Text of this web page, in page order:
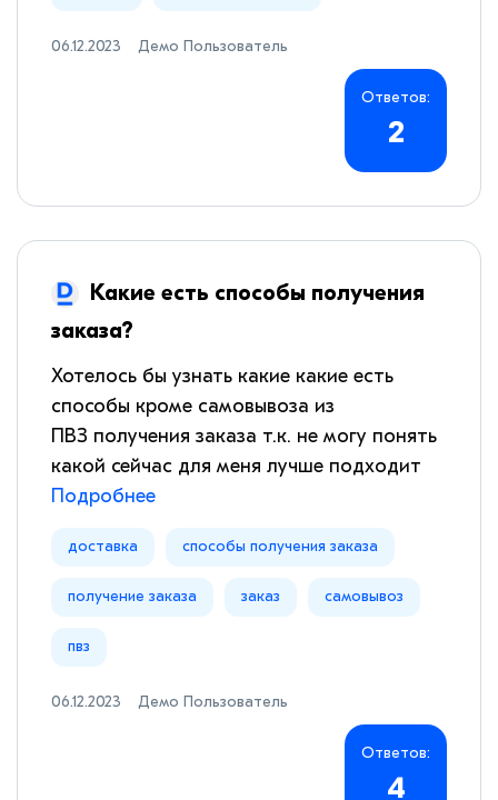
06.12.2023 Демо Пользователь
Ответов:
2
Какие есть способы получения
заказа?
Хотелось бы узнать какие какие есть
способы кроме самовывоза из
ПВЗ получения заказа т.к. не могу понять
какой сейчас для меня лучше подходит
Подробнее
доставка способы получения заказа
получение заказа заказ самовывоз
пвз
06.12.2023 Демо Пользователь
Ответов:
4